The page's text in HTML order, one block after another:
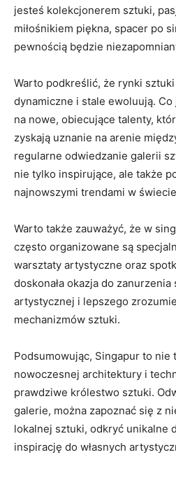
jesteś kolekcjonerem ‌sztuki,
miłośnikiem piękna, ⁣spacer po
pewnością ​będzie
Warto podkreślić, że‌ rynki
dynamiczne ​i stale⁣ ewoluują.
na nowe,‍ obiecujące talenty,
zyskają uznanie na arenie
regularne odwiedzanie galerii
nie tylko inspirujące, ale⁤ także
najnowszymi‌ trendami ⁤w
Warto także zauważyć, że w
często organizowane są
warsztaty artystyczne oraz
doskonała okazja do
artystycznej i lepszego
mechanizmów sztuki.
Podsumowując, Singapur to‍ nie⁤
nowoczesnej architektury i
prawdziwe królestwo‌ sztuki.​
galerie, ​można zapoznać​ się ⁣z
⁢lokalnej sztuki, odkryć⁣ unikalne
inspirację do własnych